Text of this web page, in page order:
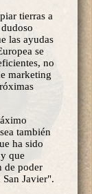
tierras a
las ayudas
se
no
marketing
también
ha sido
que
de poder
Javier".